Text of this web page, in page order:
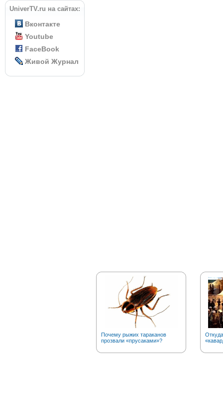
UniverTV.ru на сайтах:
Вконтакте
Youtube
FaceBook
Живой Журнал
Почему рыжих тараканов
прозвали «прусаками»?